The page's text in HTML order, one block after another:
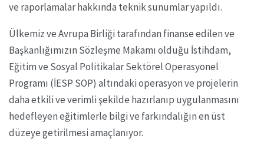
ve raporlamalar hakkında teknik sunumlar yapıldı.
Ülkemiz ve Avrupa Birliği tarafından finanse edilen ve
Başkanlığımızın Sözleşme Makamı olduğu İstihdam,
Eğitim ve Sosyal Politikalar Sektörel Operasyonel
Programı (İESP SOP) altındaki operasyon ve projelerin
daha etkili ve verimli şekilde hazırlanıp uygulanmasını
hedefleyen eğitimlerle bilgi ve farkındalığın en üst
düzeye getirilmesi amaçlanıyor.